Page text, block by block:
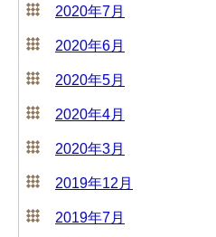
2020年7月
2020年6月
2020年5月
2020年4月
2020年3月
2019年12月
2019年7月